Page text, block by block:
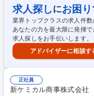
理や工程管理の指導、品質に
地スタッフへの技術指導など
ます。 募集職種 【東京/テキスタイル生産・品質管理】海外工場技術指導/
ベテラン歓迎
求人探しにお困り
業界トップクラスの求人件数
あなたの力を最大限に発揮で
求人探しをお手伝いします。
アドバイザーに相談す
正社員
新ケミカル商事株式会社